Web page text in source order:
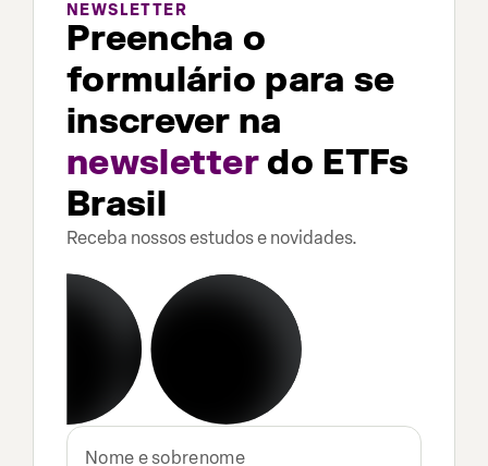
NEWSLETTER
Preencha o
formulário para se
inscrever na
newsletterdo ETFs
Brasil
Receba nossos estudos e novidades.